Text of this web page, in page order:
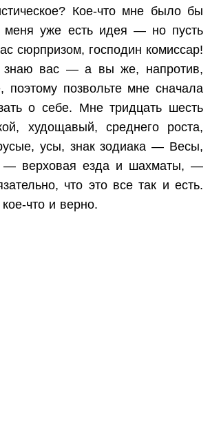
Кое-что мне было бы
меня уже есть идея — но пусть
сюрпризом, господин комиссар!
знаю вас — а вы же, напротив,
поэтому позвольте мне сначала
о себе. Мне тридцать шесть
худощавый, среднего роста,
усы, знак зодиака — Весы,
— верховая езда и шахматы, —
что это все так и есть.
что и верно.